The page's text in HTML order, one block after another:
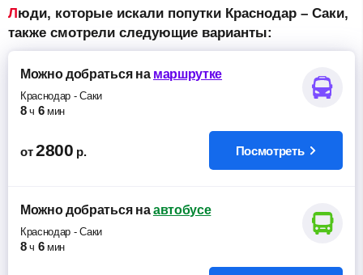
Люди, которые искали попутки Краснодар – Саки,
также смотрели следующие варианты:
Можно добратьсяна маршрутке
Краснодар -Саки
8 ч 6 мин
от 2800 р. Посмотреть
Можно добратьсяна автобусе
Краснодар -Саки
8 ч 6 мин